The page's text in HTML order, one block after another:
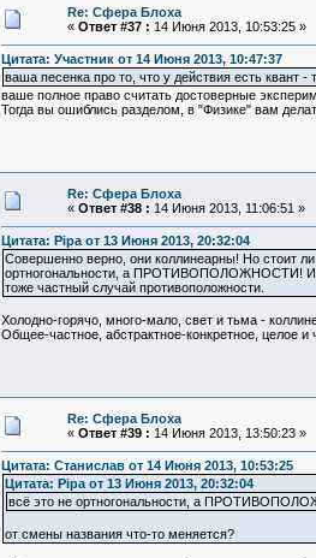
Re: Сфера Блоха
« Ответ #37 : 14 Июня 2013, 10:53:25 »
Цитата: Участник от 14 Июня 2013, 10:47:37
ваша песенка про то, что у действия есть квант -
ваше полное право считать достоверные
Тогда вы ошиблись разделом, в "Физике" вам
Re: Сфера Блоха
« Ответ #38 : 14 Июня 2013, 11:06:51 »
Цитата: Pipa от 13 Июня 2013, 20:32:04
Совершенно верно, они коллинеарны! Но стоит
ортногональности, а ПРОТИВОПОЛОЖНОСТИ! И
тоже частный случай противоположности.
Холодно-горячо, много-мало, свет и тьма -
Общее-частное, абстрактное-конкретное, целое и
Re: Сфера Блоха
« Ответ #39 : 14 Июня 2013, 13:50:23 »
Цитата: Станислав от 14 Июня 2013, 10:53:25
Цитата: Pipa от 13 Июня 2013, 20:32:04
всё это не ортногональности, а
от смены названия что-то меняется?